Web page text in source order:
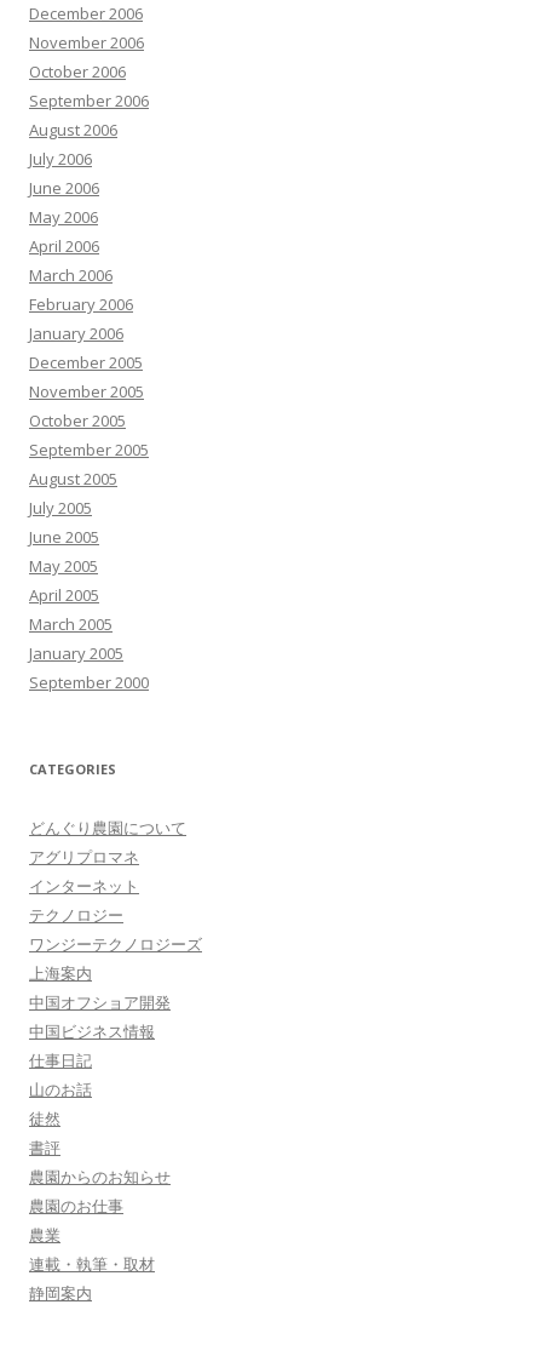
December 2006
November 2006
October 2006
September 2006
August 2006
July 2006
June 2006
May 2006
April 2006
March 2006
February 2006
January 2006
December 2005
November 2005
October 2005
September 2005
August 2005
July 2005
June 2005
May 2005
April 2005
March 2005
January 2005
September 2000
CATEGORIES
どんぐり農園について
アグリプロマネ
インターネット
テクノロジー
ワンジーテクノロジーズ
上海案内
中国オフショア開発
中国ビジネス情報
仕事日記
山のお話
徒然
書評
農園からのお知らせ
農園のお仕事
農業
連載・執筆・取材
静岡案内